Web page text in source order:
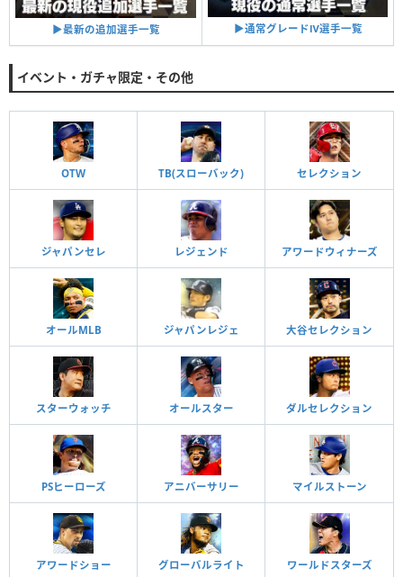
▶︎最新の追加選手一覧 ▶︎通常グレードⅣ選手一覧
イベント・ガチャ限定・その他
OTW TB(スローバック) セレクション
ジャパンセレ レジェンド アワードウィナーズ
オールMLB ジャパンレジェ 大谷セレクション
スターウォッチ オールスター ダルセレクション
PSヒーローズ アニバーサリー マイルストーン
アワードショー グローバルライト ワールドスターズ